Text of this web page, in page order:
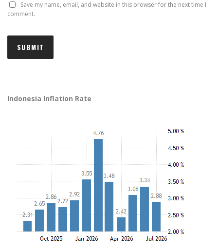
Save my name, email, and website in this browser for the next time I
comment.
Indonesia Inflation Rate